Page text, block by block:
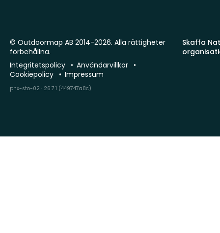
Skaffa
© Outdoormap AB 2014-2026. Alla rättigheter
förbehållna.
Integritetspolicy
Användarvillkor
Cookiepolicy
Impressum
phx-sto-02 · 26.7.1 (449747a8c)